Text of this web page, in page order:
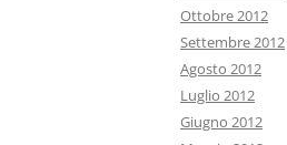
Ottobre 2012
Settembre 2012
Agosto 2012
Luglio 2012
Giugno 2012